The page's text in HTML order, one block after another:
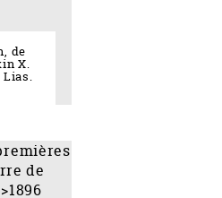
de
X.
Lias.